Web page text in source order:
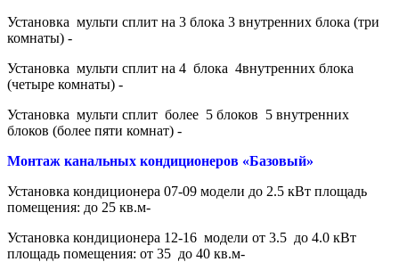
Установка мульти сплит на 3 блока 3 внутренних блока (три
комнаты) -
Установка мульти сплит на 4 блока 4внутренних блока
(четыре комнаты) -
Установка мульти сплит более 5 блоков 5 внутренних
блоков (более пяти комнат) -
Монтаж канальных кондиционеров «Базовый»
Установка кондиционера 07-09 модели до 2.5 кВт площадь
помещения: до 25 кв.м-
Установка кондиционера 12-16 модели от 3.5 до 4.0 кВт
площадь помещения: от 35 до 40 кв.м-